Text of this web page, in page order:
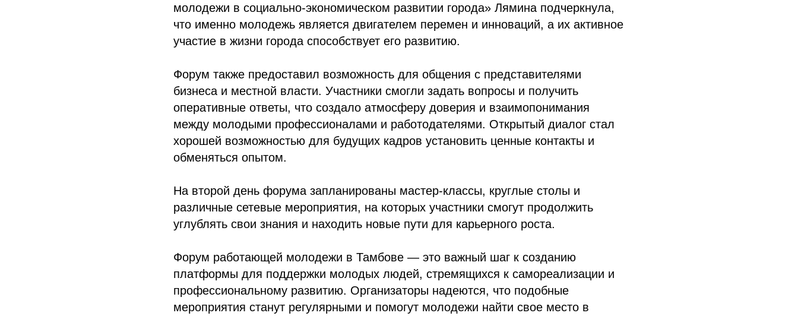
молодежи в социально-экономическом развитии города» Лямина подчеркнула,
что именно молодежь является двигателем перемен и инноваций, а их активное
участие в жизни города способствует его развитию.
Форум также предоставил возможность для общения с представителями
бизнеса и местной власти. Участники смогли задать вопросы и получить
оперативные ответы, что создало атмосферу доверия и взаимопонимания
между молодыми профессионалами и работодателями. Открытый диалог стал
хорошей возможностью для будущих кадров установить ценные контакты и
обменяться опытом.
На второй день форума запланированы мастер-классы, круглые столы и
различные сетевые мероприятия, на которых участники смогут продолжить
углублять свои знания и находить новые пути для карьерного роста.
Форум работающей молодежи в Тамбове — это важный шаг к созданию
платформы для поддержки молодых людей, стремящихся к самореализации и
профессиональному развитию. Организаторы надеются, что подобные
мероприятия станут регулярными и помогут молодежи найти свое место в